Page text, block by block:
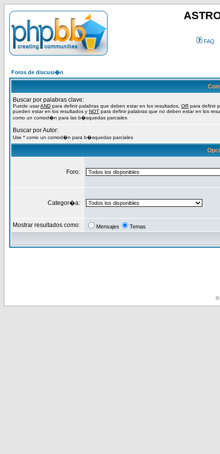
FAQ
Foros de discusi�n
Buscar por palabras clave:
Puede usarAND para definir palabras que deben estar en los resultados, OR para definir
pueden estar en los resultados y NOT para definir palabras que no deben estar en los
como un comod�n para las b�squedas parciales
Buscar por Autor:
Use * como un comod�n para b�squedas parciales
Foro:
Categor�a:
Mostrar resultados como: Mensajes Temas
©